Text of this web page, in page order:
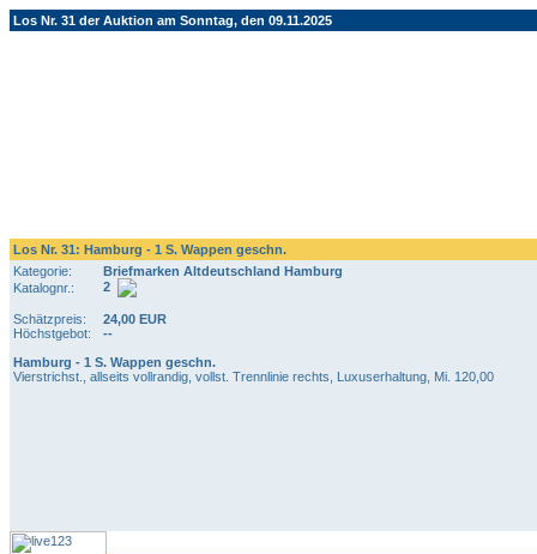
Los Nr. 31 der Auktion am Sonntag, den 09.11.2025
Los Nr. 31: Hamburg - 1 S. Wappen geschn.
Kategorie:
Briefmarken Altdeutschland Hamburg
Katalognr.:
2
Schätzpreis:
24,00 EUR
Höchstgebot:
--
Hamburg - 1 S. Wappen geschn.
Vierstrichst., allseits vollrandig, vollst. Trennlinie rechts, Luxuserhaltung, Mi. 120,00